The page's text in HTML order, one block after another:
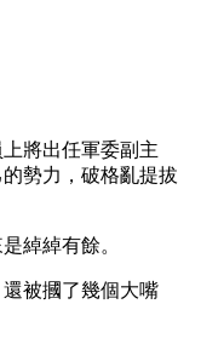
將出任軍委副主
勢力，破格亂提拔
綽綽有餘。
被摑了幾個大嘴